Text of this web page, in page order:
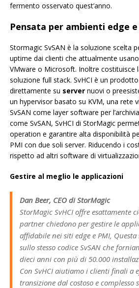
fermento osservato quest’anno.
Pensata per ambienti edge e
Stormagic SvSAN è la soluzione scelta
uptime dai clienti che attualmente
VMware o Microsoft. Inoltre costituisce
soluzione full stack. SvHCI è un
direttamente su server nuovi o
un hypervisor basato su KVM, una rete
SvSAN come layer software per
come SvSAN, SvHCI di StorMagic
operation e garantire alta disponibilità
PMI con due soli server. Riducendo i
rispetto ad altri software di
Gestire al meglio le applicazioni
Dan Beer, CEO di StorMagic
StorMagic SvHCI offre esattamente
partner chiedono per gestire le
affidabile nei siti edge e PMI,
sullo stesso codice SvSAN che
dieci anni con più di 50.000
Con SvHCI aiutiamo i clienti finali a
transizione dal costoso e complesso